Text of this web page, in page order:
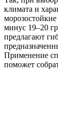
климата и
минус 19–20
предлагают
Применение
поможет